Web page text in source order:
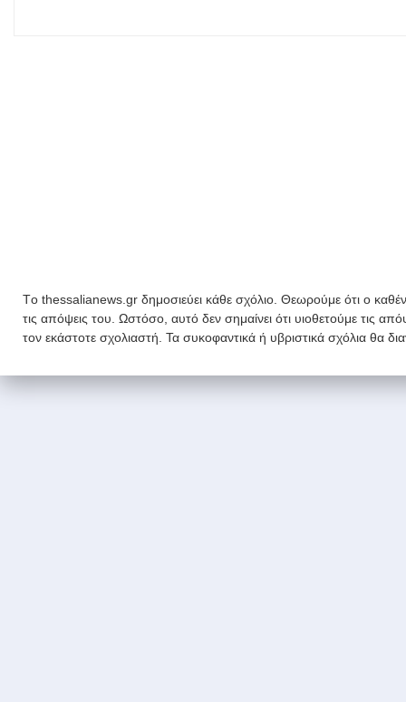
Tο thessalianews.gr δημοσιεύει κάθε σχόλιο. Θεωρούμε ότι ο
τις απόψεις του. Ωστόσο, αυτό δεν σημαίνει ότι υιοθετούμε τις
τον εκάστοτε σχολιαστή. Τα συκοφαντικά ή υβριστικά σχόλια θα